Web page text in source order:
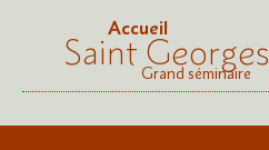
Accueil
Saint Georges
Grand séminaire